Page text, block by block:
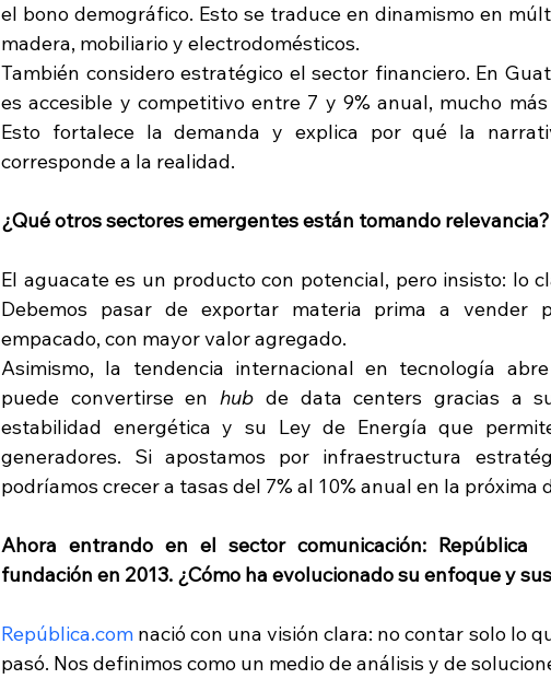
el bono demográfico. Esto se traduce en dinamismo en
madera, mobiliario y electrodomésticos.
También considero estratégico el sector financiero. En
es accesible y competitivo entre 7 y 9% anual, mucho
Esto fortalece la demanda y explica por qué la
corresponde a la realidad.
¿Qué otros sectores emergentes están tomando relevancia?
El aguacate es un producto con potencial, pero insisto: lo
Debemos pasar de exportar materia prima a vender
empacado, con mayor valor agregado.
Asimismo, la tendencia internacional en tecnología
puede convertirse en hub de data centers gracias a
estabilidad energética y su Ley de Energía que
generadores. Si apostamos por infraestructura
podríamos crecer a tasas del 7% al 10% anual en la próxima
Ahora entrando en el sector comunicación: República
fundación en 2013. ¿Cómo ha evolucionado su enfoque y
República.com nació con una visión clara: no contar solo lo
pasó. Nos definimos como un medio de análisis y de